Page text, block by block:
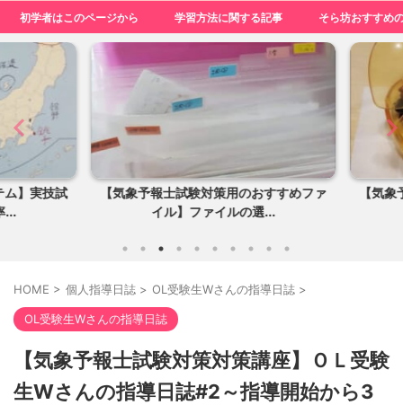
初学者はこのページから 学習方法に関する記事 そら坊おすすめ
】実技試
【気象予報士試験対策用のおすすめファ
イル】ファイルの選...
【気象
HOME > 個人指導日誌 > OL受験生Wさんの指導日誌 >
OL受験生Wさんの指導日誌
【気象予報士試験対策対策講座】ＯＬ受験
生Wさんの指導日誌#2～指導開始から3